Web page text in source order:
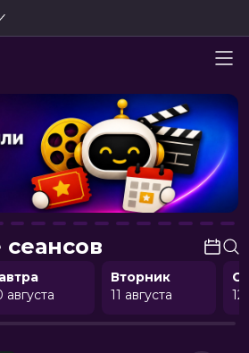
августа
Вторник
11 августа
12